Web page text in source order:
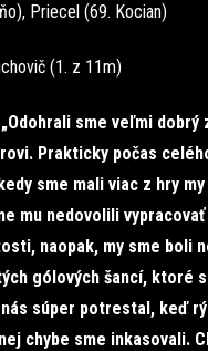
Priecel (69. Kocian)
(1. z 11m)
sme veľmi dobrý
Prakticky počas
sme mali viac z hry
mu nedovolili
naopak, my sme boli
gólových šancí, ktoré
súper potrestal, keď
chybe sme inkasovali.